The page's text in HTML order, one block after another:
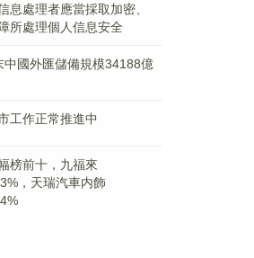
息處理者應當採取加密、
所處理個人信息安全
中國外匯儲備規模34188億
工作正常推進中
榜前十，九福來
，天瑞汽車内飾